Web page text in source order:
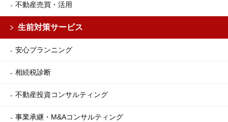
不動産売買・活用
生前対策サービス
安心プランニング
相続税診断
不動産投資コンサルティング
事業承継・M&Aコンサルティング